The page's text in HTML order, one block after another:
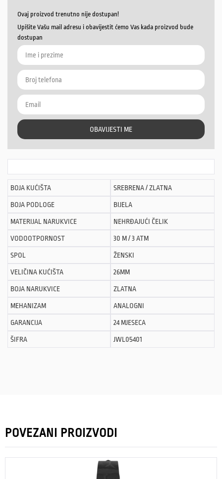
Ovaj proizvod trenutno nije dostupan!
Upišite Vašu mail adresu i obavijestit ćemo Vas kada proizvod bude
dostupan
OBAVIJESTI ME
BOJA KUĆIŠTA SREBRENA / ZLATNA
BOJA PODLOGE BIJELA
MATERIJAL NARUKVICE NEHRĐAJUĆI ČELIK
VODOOTPORNOST 30 M / 3 ATM
SPOL ŽENSKI
VELIČINA KUĆIŠTA 26MM
BOJA NARUKVICE ZLATNA
MEHANIZAM ANALOGNI
GARANCIJA 24 MJESECA
ŠIFRA JWL05401
POVEZANI PROIZVODI